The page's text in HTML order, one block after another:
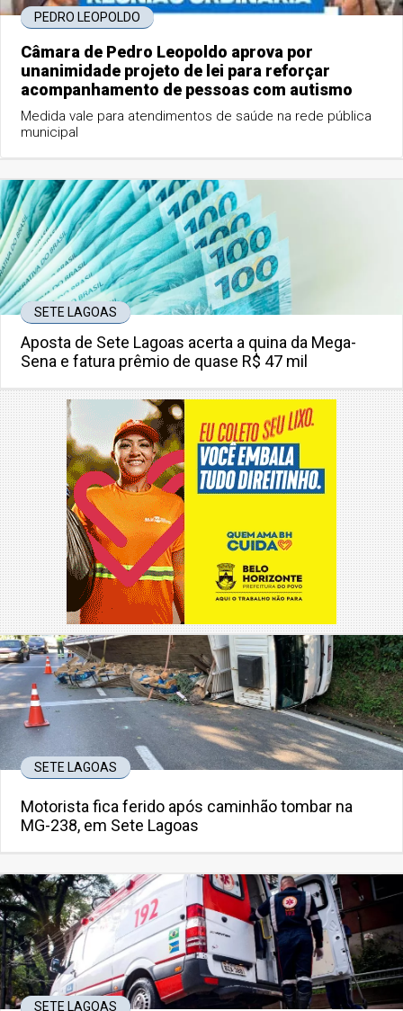
PEDRO LEOPOLDO
Câmara de Pedro Leopoldo aprova por
unanimidade projeto de lei para reforçar
acompanhamento de pessoas com autismo
Medida vale para atendimentos de saúde na rede pública
municipal
SETE LAGOAS
Aposta de Sete Lagoas acerta a quina da Mega-
Sena e fatura prêmio de quase R$ 47 mil
SETE LAGOAS
Motorista fica ferido após caminhão tombar na
MG-238, em Sete Lagoas
SETE LAGOAS